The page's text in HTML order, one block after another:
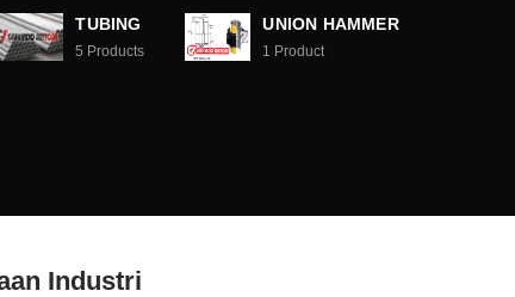
TUBING
5 Products
UNION HAMMER
1 Product
Industri